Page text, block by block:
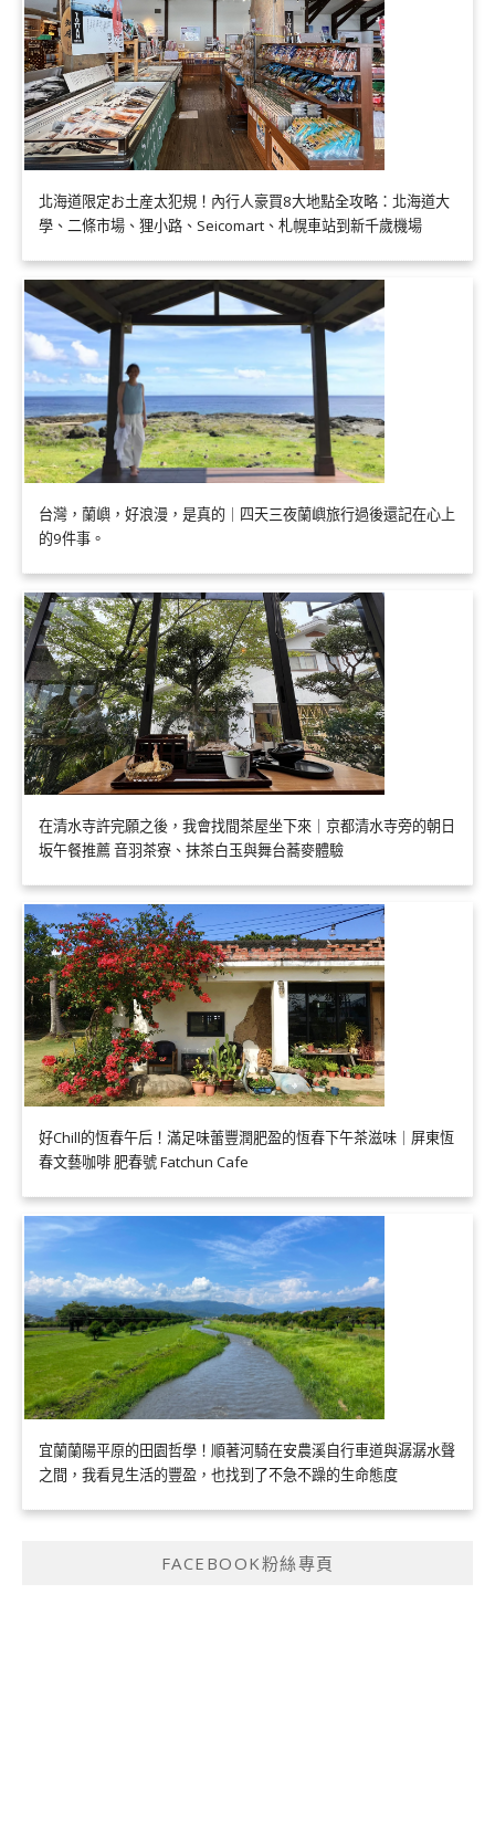
北海道限定お土産太犯規！內行人豪買8大地點全攻略：北海道大
學、二條市場、狸小路、Seicomart、札幌車站到新千歲機場
台灣，蘭嶼，好浪漫，是真的｜四天三夜蘭嶼旅行過後還記在心上
的9件事。
在清水寺許完願之後，我會找間茶屋坐下來｜京都清水寺旁的朝日
坂午餐推薦 音羽茶寮、抹茶白玉與舞台蕎麥體驗
好Chill的恆春午后！滿足味蕾豐潤肥盈的恆春下午茶滋味｜屏東恆
春文藝咖啡 肥春號 Fatchun Cafe
宜蘭蘭陽平原的田園哲學！順著河騎在安農溪自行車道與潺潺水聲
之間，我看見生活的豐盈，也找到了不急不躁的生命態度
FACEBOOK粉絲專頁